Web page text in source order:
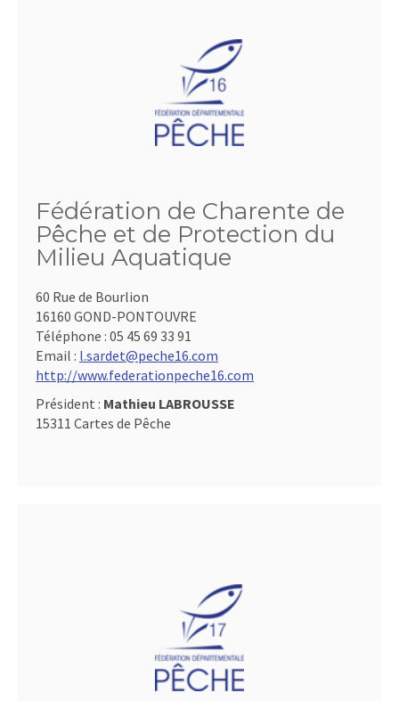
Fédération de Charente de
Pêche et de Protection du
Milieu Aquatique
60 Rue de Bourlion
16160 GOND-PONTOUVRE
Téléphone : 05 45 69 33 91
Email : l.sardet@peche16.com
http://www.federationpeche16.com
Président : Mathieu LABROUSSE
15311 Cartes de Pêche